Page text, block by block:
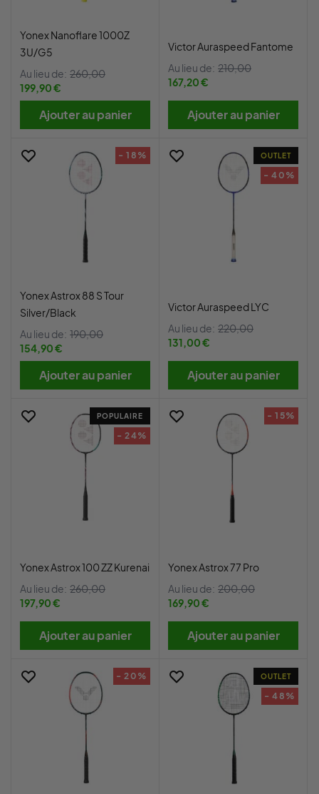
Yonex Nanoflare 1000Z
3U/G5
Au lieu de: 260,00
199,90 €
Ajouter au panier
Victor Auraspeed Fantome
Au lieu de: 210,00
167,20 €
Ajouter au panier
- 18%
Yonex Astrox 88 S Tour
Silver/Black
Au lieu de: 190,00
154,90 €
Ajouter au panier
OUTLET
- 40%
Victor Auraspeed LYC
Au lieu de: 220,00
131,00 €
Ajouter au panier
POPULAIRE
- 24%
Yonex Astrox 100 ZZ Kurenai
Au lieu de: 260,00
197,90 €
Ajouter au panier
- 15%
Yonex Astrox 77 Pro
Au lieu de: 200,00
169,90 €
Ajouter au panier
- 20% OUTLET
- 48%